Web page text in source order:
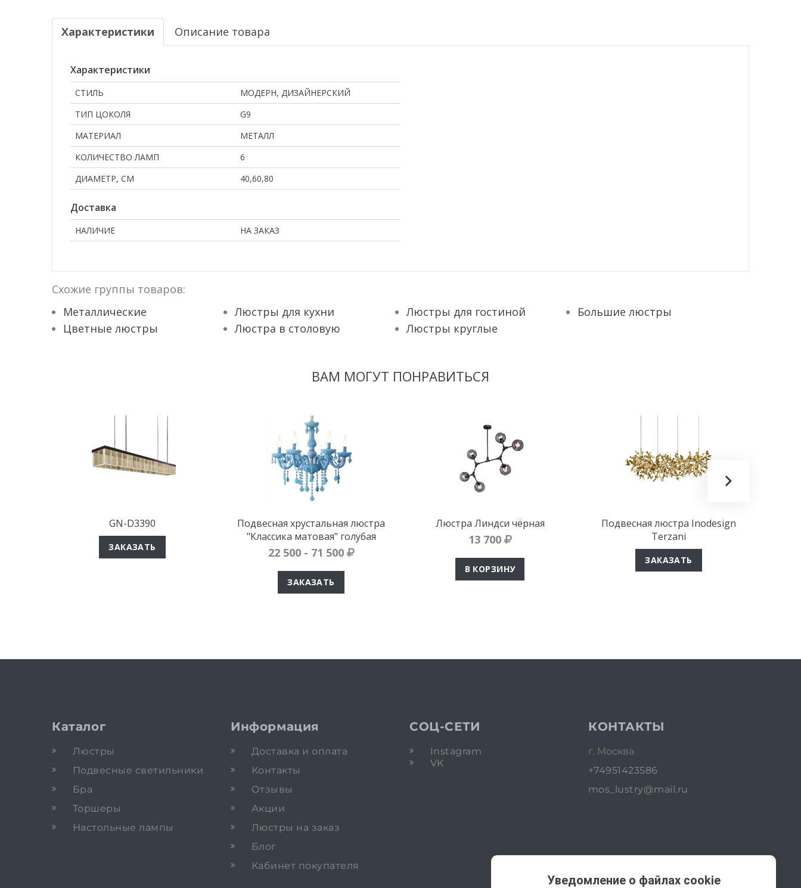
Характеристики Описание товара
Характеристики
СТИЛЬ
МОДЕРН, ДИЗАЙНЕРСКИЙ
ТИП ЦОКОЛЯ
G9
МАТЕРИАЛ
МЕТАЛЛ
КОЛИЧЕСТВО ЛАМП
6
ДИАМЕТР, СМ
40,60,80
Доставка
НАЛИЧИЕ НА ЗАКАЗ
Схожие группы товаров:
Металлические
Люстры для кухни Люстры для гостиной
Большие люстры
Цветные люстры
Люстра в столовую Люстры круглые
ВАМ МОГУТ ПОНРАВИТЬСЯ
GN-D3390
ЗАКАЗАТЬ
Подвесная хрустальная люстра
"Классика матовая" голубая
22 500 - 71 500
ЗАКАЗАТЬ
Люстра Линдси чёрная
13 700
В КОРЗИНУ
Подвесная люстра Inodesign
Terzani
ЗАКАЗАТЬ
Каталог
Люстры
Подвесные светильники
Бра
Торшеры
Настольные лампы
Информация
Доставка и оплата
Контакты
Отзывы
Акции
Люстры на заказ
Блог
Кабинет покупателя
СОЦ-СЕТИ
Instagram
VK
КОНТАКТЫ
г. Москва
+74951423586
mos_lustry@mail.ru
Уведомление о файлах cookie